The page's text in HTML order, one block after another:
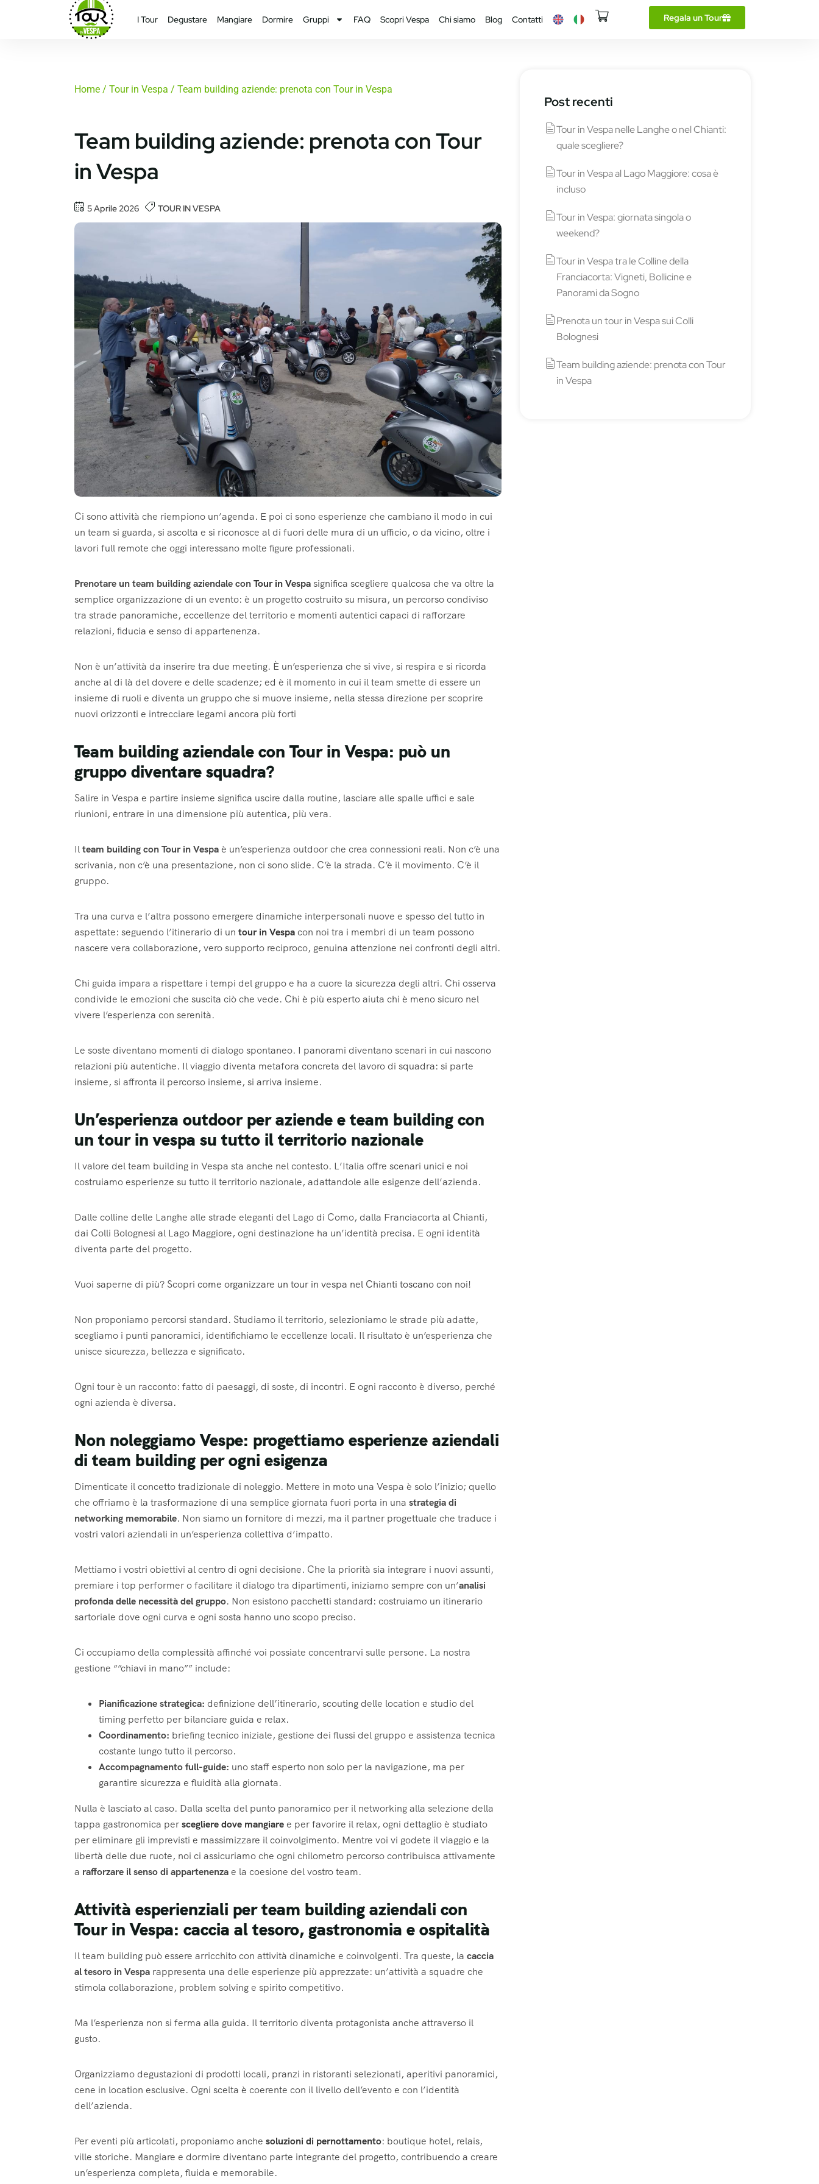
I Tour Degustare Mangiare Dormire Gruppi FAQ Scopri Vespa Chi siamo Blog Contatti Regala un Tour
Home / Tour in Vespa / Team building aziende: prenota con Tour in Vespa
Team building aziende: prenota con Tour
in Vespa
5 Aprile 2026 TOUR IN VESPA
Ci sono attività che riempiono un’agenda. E poi ci sono esperienze che cambiano il modo in cui
un team si guarda, si ascolta e si riconosce al di fuori delle mura di un ufficio, o da vicino, oltre i
lavori full remote che oggi interessano molte figure professionali.
Prenotare un team building aziendale conTour in Vespasignifica scegliere qualcosa che va oltre la
semplice organizzazione di un evento: è un progetto costruito su misura, un percorso condiviso
tra strade panoramiche, eccellenze del territorio e momenti autentici capaci di rafforzare
relazioni, fiducia e senso di appartenenza.
Non è un’attività da inserire tra due meeting. È un’esperienza che si vive, si respira e si ricorda
anche al di là del dovere e delle scadenze; ed è il momento in cui il team smette di essere un
insieme di ruoli e diventa un gruppo che si muove insieme, nella stessa direzione per scoprire
nuovi orizzonti e intrecciare legami ancora più forti
Team building aziendale con Tour in Vespa: può un
gruppo diventare squadra?
Salire in Vespa e partire insieme significa uscire dalla routine, lasciare alle spalle uffici e sale
riunioni, entrare in una dimensione più autentica, più vera.
Ilteam building con Tour in Vespaè un’esperienza outdoor che crea connessioni reali. Non c’è una
scrivania, non c’è una presentazione, non ci sono slide. C’è la strada. C’è il movimento. C’è il
gruppo.
Tra una curva e l’altra possono emergere dinamiche interpersonali nuove e spesso del tutto in
aspettate: seguendo l’itinerario di un tour in Vespacon noi tra i membri di un team possono
nascere vera collaborazione, vero supporto reciproco, genuina attenzione nei confronti degli altri.
Chi guida impara a rispettare i tempi del gruppo e ha a cuore la sicurezza degli altri. Chi osserva
condivide le emozioni che suscita ciò che vede. Chi è più esperto aiuta chi è meno sicuro nel
vivere l’esperienza con serenità.
Le soste diventano momenti di dialogo spontaneo. I panorami diventano scenari in cui nascono
relazioni più autentiche. Il viaggio diventa metafora concreta del lavoro di squadra: si parte
insieme, si affronta il percorso insieme, si arriva insieme.
Un’esperienza outdoor per aziende e team building con
un tour in vespa su tutto il territorio nazionale
Il valore del team building in Vespa sta anche nel contesto. L’Italia offre scenari unici e noi
costruiamo esperienze su tutto il territorio nazionale, adattandole alle esigenze dell’azienda.
Dalle colline delle Langhe alle strade eleganti del Lago di Como, dalla Franciacorta al Chianti,
dai Colli Bolognesi al Lago Maggiore, ogni destinazione ha un’identità precisa. E ogni identità
diventa parte del progetto.
Vuoi saperne di più? Scopri come organizzare un tour in vespa nel Chianti toscano con noi!
Non proponiamo percorsi standard. Studiamo il territorio, selezioniamo le strade più adatte,
scegliamo i punti panoramici, identifichiamo le eccellenze locali. Il risultato è un’esperienza che
unisce sicurezza, bellezza e significato.
Ogni tour è un racconto: fatto di paesaggi, di soste, di incontri. E ogni racconto è diverso, perché
ogni azienda è diversa.
Non noleggiamo Vespe: progettiamo esperienze aziendali
di team building per ogni esigenza
Dimenticate il concetto tradizionale di noleggio. Mettere in moto una Vespa è solo l’inizio; quello
che offriamo è la trasformazione di una semplice giornata fuori porta in una strategia di
networking memorabile. Non siamo un fornitore di mezzi, ma il partner progettuale che traduce i
vostri valori aziendali in un’esperienza collettiva d’impatto.
Mettiamo i vostri obiettivi al centro di ogni decisione. Che la priorità sia integrare i nuovi assunti,
premiare i top performer o facilitare il dialogo tra dipartimenti, iniziamo sempre con un’analisi
profonda delle necessità del gruppo. Non esistono pacchetti standard: costruiamo un itinerario
sartoriale dove ogni curva e ogni sosta hanno uno scopo preciso.
Ci occupiamo della complessità affinché voi possiate concentrarvi sulle persone. La nostra
gestione “”chiavi in mano”” include:
Pianificazione strategica: definizione dell’itinerario, scouting delle location e studio del
timing perfetto per bilanciare guida e relax.
Coordinamento: briefing tecnico iniziale, gestione dei flussi del gruppo e assistenza tecnica
costante lungo tutto il percorso.
Accompagnamento full-guide: uno staff esperto non solo per la navigazione, ma per
garantire sicurezza e fluidità alla giornata.
Nulla è lasciato al caso. Dalla scelta del punto panoramico per il networking alla selezione della
tappa gastronomica perscegliere dove mangiaree per favorire il relax, ogni dettaglio è studiato
per eliminare gli imprevisti e massimizzare il coinvolgimento. Mentre voi vi godete il viaggio e la
libertà delle due ruote, noi ci assicuriamo che ogni chilometro percorso contribuisca attivamente
a rafforzare il senso di appartenenzae la coesione del vostro team.
Attività esperienziali per team building aziendali con
Tour in Vespa: caccia al tesoro, gastronomia e ospitalità
Il team building può essere arricchito con attività dinamiche e coinvolgenti. Tra queste, la caccia
al tesoro in Vespa rappresenta una delle esperienze più apprezzate: un’attività a squadre che
stimola collaborazione, problem solving e spirito competitivo.
Ma l’esperienza non si ferma alla guida. Il territorio diventa protagonista anche attraverso il
gusto.
Organizziamo degustazioni di prodotti locali, pranzi in ristoranti selezionati, aperitivi panoramici,
cene in location esclusive. Ogni scelta è coerente con il livello dell’evento e con l’identità
dell’azienda.
Per eventi più articolati, proponiamo anche soluzioni di pernottamento: boutique hotel, relais,
ville storiche. Mangiare e dormire diventano parte integrante del progetto, contribuendo a creare
un’esperienza completa, fluida e memorabile.
Post recenti
Tour in Vespa nelle Langhe o nel Chianti:
quale scegliere?
Tour in Vespa al Lago Maggiore: cosa è
incluso
Tour in Vespa: giornata singola o
weekend?
Tour in Vespa tra le Colline della
Franciacorta: Vigneti, Bollicine e
Panorami da Sogno
Prenota un tour in Vespa sui Colli
Bolognesi
Team building aziende: prenota con Tour
in Vespa